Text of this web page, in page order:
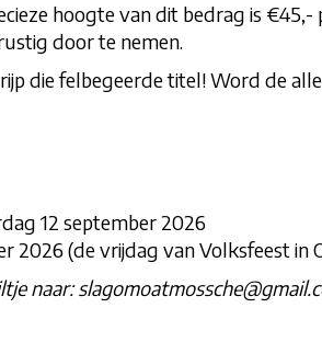
hoogte van dit bedrag is
door te nemen.
die felbegeerde titel! Word de
12 september 2026
2026 (de vrijdag van Volksfeest in
naar: